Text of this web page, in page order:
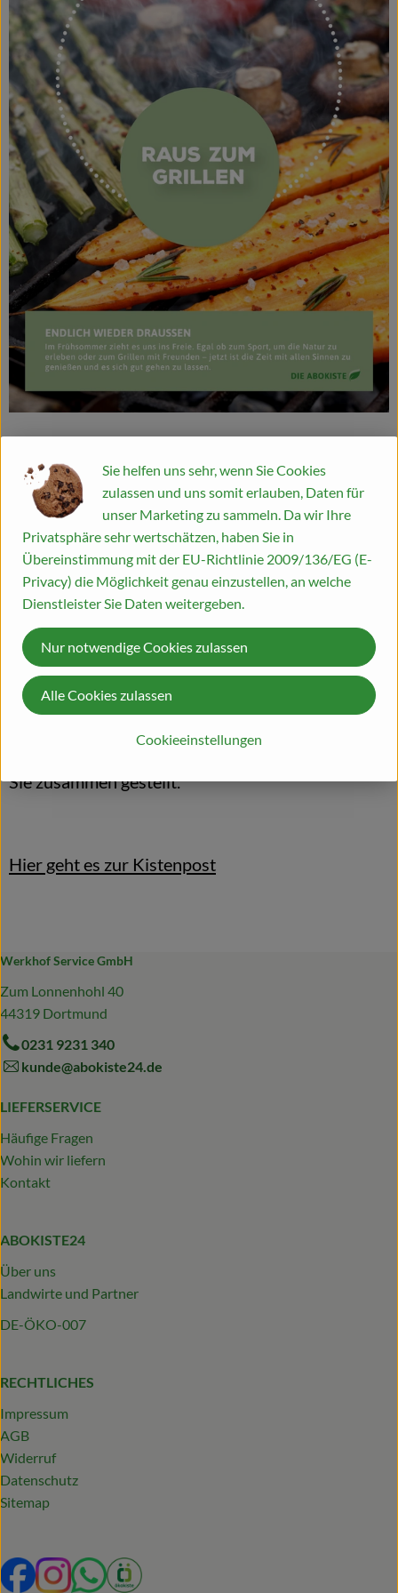
Naturkost
Wein
Getränke
Kosmetik & Drogerie
Angebote & Neues
Wir empfehlen
VINCE Weine
So geht's
Über uns
Veranstaltungen
Blog
In der Kistenpost Juni werfen wir einen kleinen
Blick auf das Thema Elektro-Mobilität, welche
Veränderungen und auch damit verbundenen
Schwierigkeiten bei uns im Betrieb anstehen. In
unserer Gärtnerei ist der Frühsommer deutlich
spürbar, Tomaten, Auberginen und Paprika sind
bereits gepflanzt und in unserem Monatsrezept
dreht sich alles um Halloumi - ein sehr beliebter
Grillabend haben wir zudem tolle Angebote für
Sie zusammen gestellt.
Hier geht es zur Kistenpost
Werkhof Service GmbH
Zum Lonnenhohl 40
44319 Dortmund
0231 9231 340
kunde@abokiste24.de
LIEFERSERVICE
Häufige Fragen
Wohin wir liefern
Kontakt
ABOKISTE24
Über uns
Landwirte und Partner
DE-ÖKO-007
RECHTLICHES
Impressum
AGB
Widerruf
Datenschutz
Sitemap
Externer Link zu https://www.facebook.com/
Externer Link zu https://www.instagram.com/
Externer Link zu https://wa.me/492319231340
Externer Link zu https://
Sie helfen uns sehr, wenn Sie Cookies
zulassen und uns somit erlauben, Daten für
unser Marketing zu sammeln. Da wir Ihre
Privatsphäre sehr wertschätzen, haben Sie in
Übereinstimmung mit der EU-Richtlinie 2009/136/EG (E-
Privacy) die Möglichkeit genau einzustellen, an welche
Dienstleister Sie Daten weitergeben.
Cookieeinstellungen
Nur notwendige Cookies zulassen
Alle Cookies zulassen